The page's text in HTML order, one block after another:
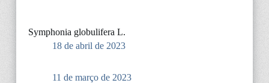
Symphonia globulifera L.
18 de abril de 2023
11 de março de 2023